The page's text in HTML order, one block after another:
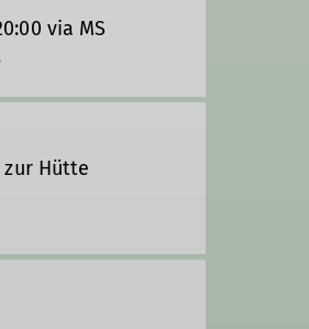
via MS
Hütte